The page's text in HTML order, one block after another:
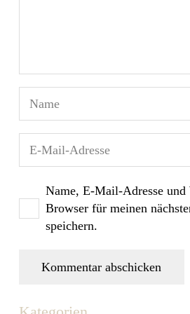
Name, E-Mail-Adresse und
Browser für meinen
speichern.
Kommentar abschicken